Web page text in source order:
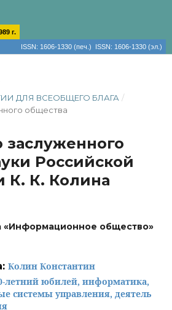
г.
ISSN: 1606-1330 (печ.) ISSN: 1606-1330 (эл.)
ДЛЯ ВСЕОБЩЕГО БЛАГА /
общества
Российской
К. К. Колина
«Информационное общество»
Колин Константин
летний юбилей, информатика,
системы управления, деятель